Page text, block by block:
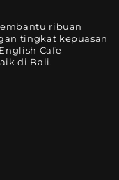
ribuan
tingkat kepuasan
Cafe
di Bali.